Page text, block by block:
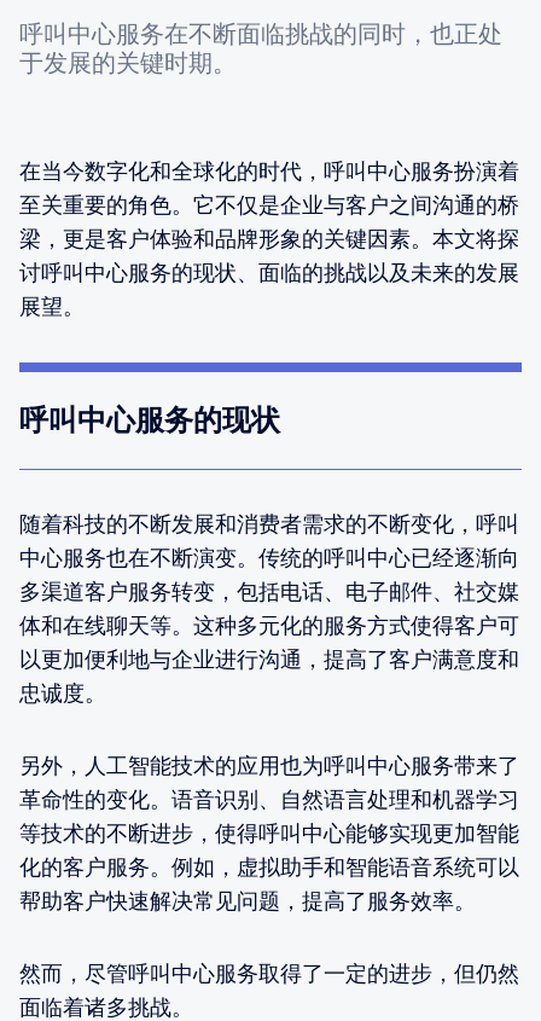
呼叫中心服务在不断面临挑战的同时，也正处
于发展的关键时期。
在当今数字化和全球化的时代，呼叫中心服务扮演着
至关重要的角色。它不仅是企业与客户之间沟通的桥
梁，更是客户体验和品牌形象的关键因素。本文将探
讨呼叫中心服务的现状、面临的挑战以及未来的发展
展望。
呼叫中心服务的现状
随着科技的不断发展和消费者需求的不断变化，呼叫
中心服务也在不断演变。传统的呼叫中心已经逐渐向
多渠道客户服务转变，包括电话、电子邮件、社交媒
体和在线聊天等。这种多元化的服务方式使得客户可
以更加便利地与企业进行沟通，提高了客户满意度和
忠诚度。
另外，人工智能技术的应用也为呼叫中心服务带来了
革命性的变化。语音识别、自然语言处理和机器学习
等技术的不断进步，使得呼叫中心能够实现更加智能
化的客户服务。例如，虚拟助手和智能语音系统可以
帮助客户快速解决常见问题，提高了服务效率。
然而，尽管呼叫中心服务取得了一定的进步，但仍然
面临着诸多挑战。